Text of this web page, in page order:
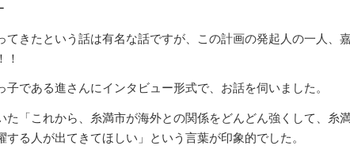
てきたという話は有名な話ですが、この計画の発起人の一人、
！
子である進さんにインタビュー形式で、お話を伺いました。
た「これから、糸満市が海外との関係をどんどん強くして、糸
する人が出てきてほしい」という言葉が印象的でした。